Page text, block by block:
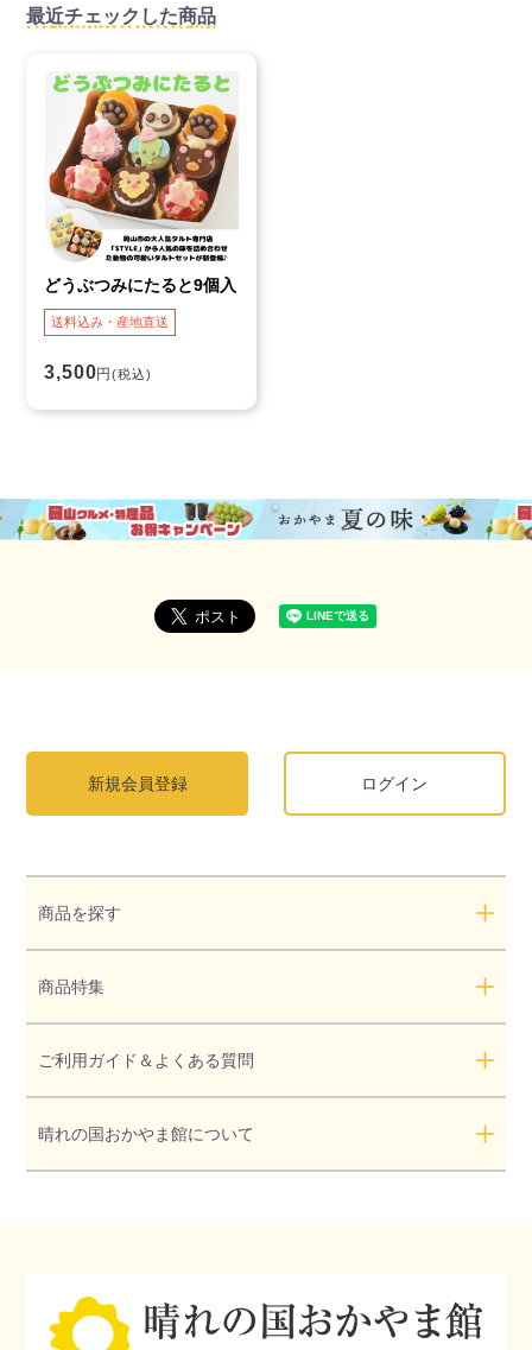
最近チェックした商品
どうぶつみにたると9個入
送料込み・産地直送
3,500円(税込)
新規会員登録 ログイン
商品を探す
商品特集
ご利用ガイド＆よくある質問
晴れの国おかやま館について